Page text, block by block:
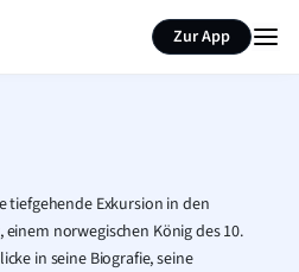
Zur App
tiefgehende Exkursion in den
norwegischen König des 10.
in seine Biografie, seine
Seite zusammenfassen